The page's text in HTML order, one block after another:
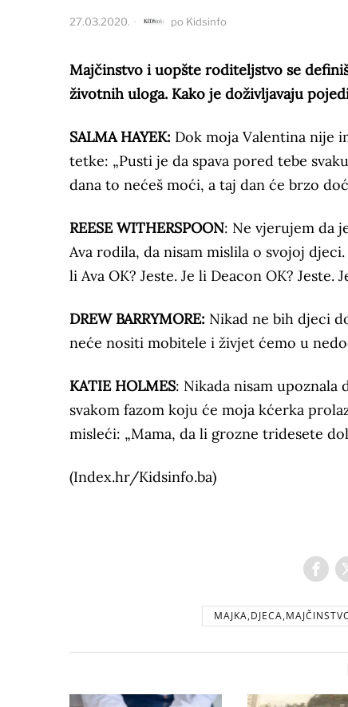
27.03.2020. po Kidsinfo
Majčinstvo i uopšte roditeljstvo se
životnih uloga. Kako je doživljavaju
SALMA HAYEK: Dok moja Valentina nije
tetke: „Pusti je da spava pored tebe
dana to nećeš moći, a taj dan će brzo
REESE WITHERSPOON: Ne vjerujem da
Ava rodila, da nisam mislila o svojoj
li Ava OK? Jeste. Je li Deacon OK? Jeste.
DREW BARRYMORE: Nikad ne bih djeci
neće nositi mobitele i živjet ćemo u
KATIE HOLMES: Nikada nisam upoznala
svakom fazom koju će moja kćerka
misleći: „Mama, da li grozne tridesete
(Index.hr/Kidsinfo.ba)